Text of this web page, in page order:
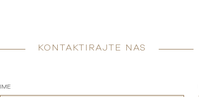
KONTAKTIRAJTE NAS
IME